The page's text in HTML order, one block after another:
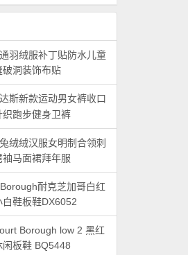
羽绒服补丁贴防水儿童
洞装饰布贴
斯新款运动男女裤收口
跑步健身卫裤
绒绒汉服女明制合领刺
马面裙拜年服
耐克芝加哥白红
鞋板鞋DX6052
Borough low 2 黑红
板鞋 BQ5448